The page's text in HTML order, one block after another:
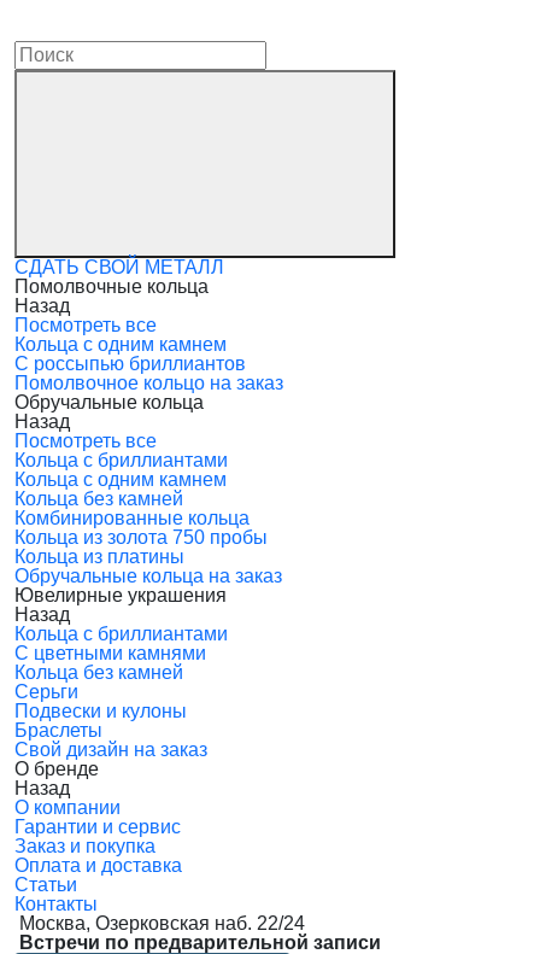
СДАТЬ СВОЙ МЕТАЛЛ
Помолвочные кольца
Назад
Посмотреть все
Кольца с одним камнем
С россыпью бриллиантов
Помолвочное кольцо на заказ
Обручальные кольца
Назад
Посмотреть все
Кольца с бриллиантами
Кольца с одним камнем
Кольца без камней
Комбинированные кольца
Кольца из золота 750 пробы
Кольца из платины
Обручальные кольца на заказ
Ювелирные украшения
Назад
Кольца с бриллиантами
С цветными камнями
Кольца без камней
Серьги
Подвески и кулоны
Браслеты
Свой дизайн на заказ
О бренде
Назад
О компании
Гарантии и сервис
Заказ и покупка
Оплата и доставка
Статьи
Контакты
Москва, Озерковская наб. 22/24
Встречи по предварительной записи